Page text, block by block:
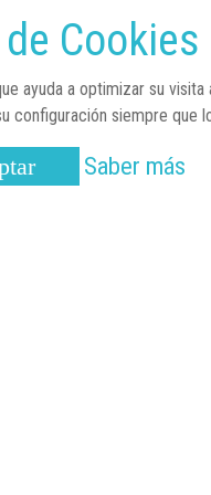
Cookies
a optimizar su
siempre que
Saber más